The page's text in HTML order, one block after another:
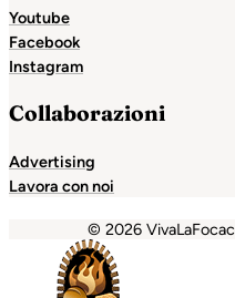
Youtube
Facebook
Instagram
Collaborazioni
Advertising
Lavora con noi
© 2026
jojobetCasinolevant